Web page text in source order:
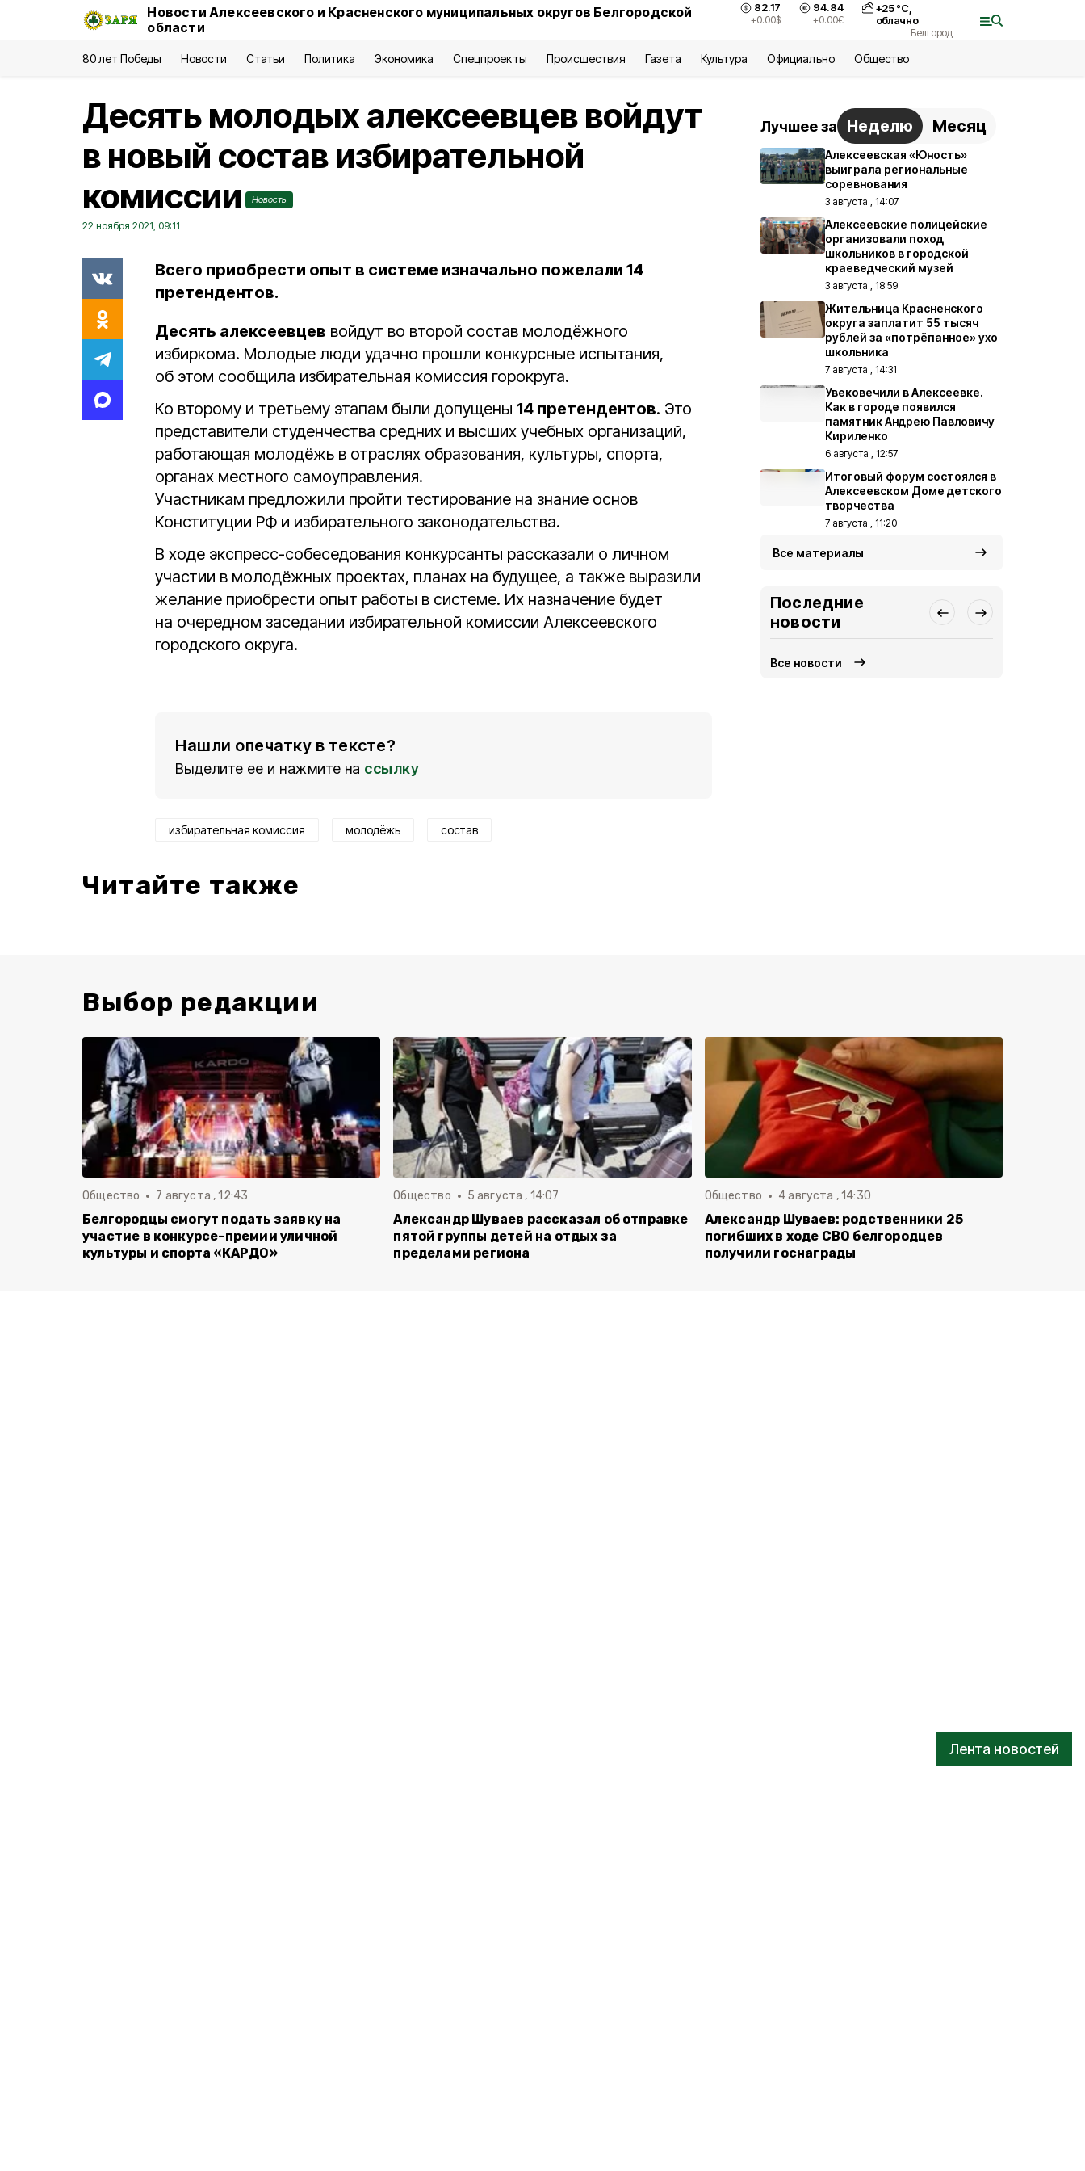
Новости Алексеевского и Красненского муниципальных округов Белгородской
области
82.17
+0.00$
94.84
+0.00€
+25°С,
облачно
Белгород
80 лет Победы Новости Статьи Политика Экономика Спецпроекты Происшествия Газета Культура Официально Общество
Лента новостей
Десять молодых алексеевцев войдут
в новый состав избирательной
комиссии
Новость
22 ноября 2021, 09:11
Всего приобрести опыт в системе изначально пожелали 14
претендентов.
Десять алексеевцев войдут во второй состав молодёжного
избиркома. Молодые люди удачно прошли конкурсные испытания,
об этом сообщила избирательная комиссия горокруга.
Ко второму и третьему этапам были допущены 14 претендентов. Это
представители студенчества средних и высших учебных организаций,
работающая молодёжь в отраслях образования, культуры, спорта,
органах местного самоуправления.
Участникам предложили пройти тестирование на знание основ
Конституции РФ и избирательного законодательства.
В ходе экспресс-собеседования конкурсанты рассказали о личном
участии в молодёжных проектах, планах на будущее, а также выразили
желание приобрести опыт работы в системе. Их назначение будет
на очередном заседании избирательной комиссии Алексеевского
городского округа.
Нашли опечатку в тексте?
Выделите ее и нажмите на ссылку
избирательная комиссия молодёжь состав
Читайте также
Лучшее за Неделю Месяц
Алексеевская «Юность»
выиграла региональные
соревнования
3 августа , 14:07
Алексеевские полицейские
организовали поход
школьников в городской
краеведческий музей
3 августа , 18:59
Жительница Красненского
округа заплатит 55 тысяч
рублей за «потрёпанное» ухо
школьника
7 августа , 14:31
Увековечили в Алексеевке.
Как в городе появился
памятник Андрею Павловичу
Кириленко
6 августа , 12:57
Итоговый форум состоялся в
Алексеевском Доме детского
творчества
7 августа , 11:20
Все материалы
Последние
новости
Все новости
Выбор редакции
Общество 7 августа , 12:43
Белгородцы смогут подать заявку на
участие в конкурсе-премии уличной
культуры и спорта «КАРДО»
Общество 5 августа , 14:07
Александр Шуваев рассказал об отправке
пятой группы детей на отдых за
пределами региона
Общество 4 августа , 14:30
Александр Шуваев: родственники 25
погибших в ходе СВО белгородцев
получили госнаграды